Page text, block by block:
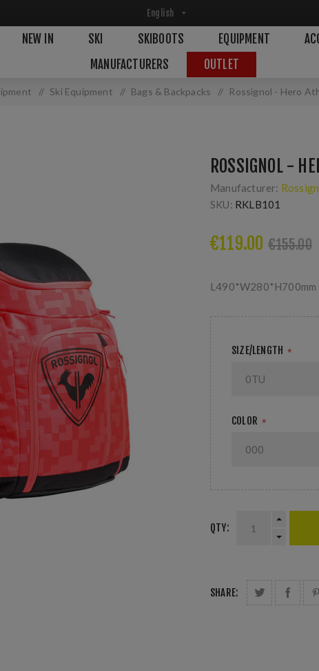
NEW IN SKI SKIBOOTS EQUIPMENT
MANUFACTURERS
OUTLET
/ Ski Equipment / Bags & Backpacks / Rossignol - Hero
ROSSIGNOL -
Manufacturer:
SKU: RKLB101
€119.00 €155.00
L490*W280*H700mm
SIZE/LENGTH *
COLOR *
QTY:
SHARE: